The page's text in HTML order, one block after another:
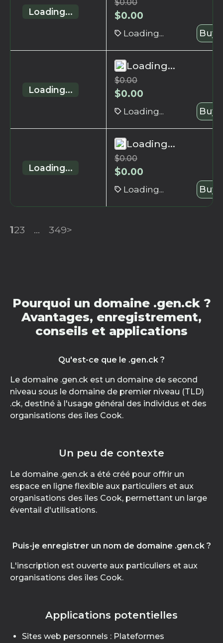
Loading...
$0.00
$0.00
Loading... Buy
Loading...
Loading...
$0.00
$0.00
Loading... Buy
Loading...
Loading...
$0.00
$0.00
Loading... Buy
123 ... 349>
Pourquoi un domaine .gen.ck ?
Avantages, enregistrement,
conseils et applications
Qu'est-ce que le .gen.ck ?
Le domaine .gen.ck est un domaine de second
niveau sous le domaine de premier niveau (TLD)
.ck, destiné à l'usage général des individus et des
organisations des îles Cook.
Un peu de contexte
Le domaine .gen.ck a été créé pour offrir un
espace en ligne flexible aux particuliers et aux
organisations des îles Cook, permettant un large
éventail d'utilisations.
Puis-je enregistrer un nom de domaine .gen.ck ?
L'inscription est ouverte aux particuliers et aux
organisations des îles Cook.
Applications potentielles
Sites web personnels : Plateformes